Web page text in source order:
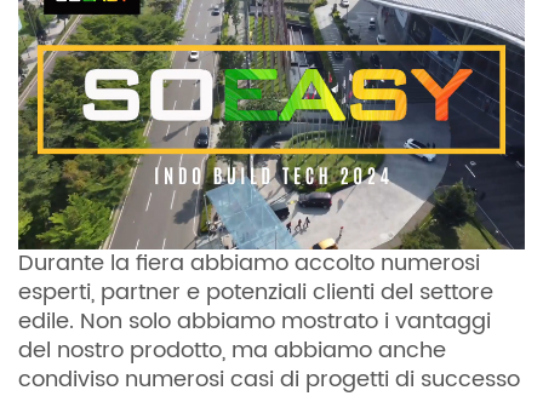
Durante la fiera abbiamo accolto numerosi
esperti, partner e potenziali clienti del settore
edile. Non solo abbiamo mostrato i vantaggi
del nostro prodotto, ma abbiamo anche
condiviso numerosi casi di progetti di successo